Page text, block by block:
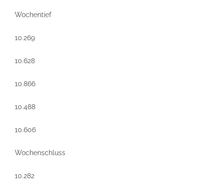
Wochentief
10.269
10.628
10.866
10.488
10.606
Wochenschluss
10.282